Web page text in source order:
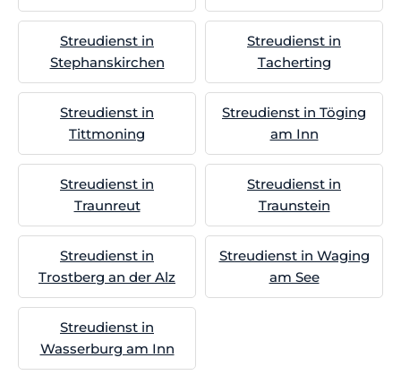
Streudienst in
Stephanskirchen
Streudienst in
Tacherting
Streudienst in
Tittmoning
Streudienst in Töging
am Inn
Streudienst in
Traunreut
Streudienst in
Traunstein
Streudienst in
Trostberg an der Alz
Streudienst in Waging
am See
Streudienst in
Wasserburg am Inn